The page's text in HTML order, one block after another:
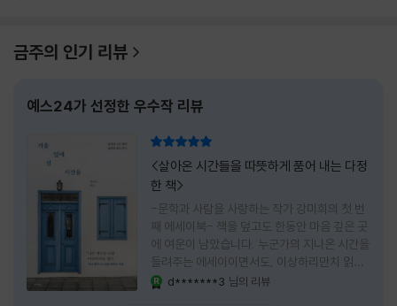
금주의 인기 리뷰
예스24가 선정한 우수작 리뷰
<살아온 시간들을 따뜻하게 품어 내는 다정
한 책>
-문학과 사람을 사랑하는 작가 강미희의 첫 번
째 에세이북- 책을 덮고도 한동안 마음 깊은 곳
에 여운이 남았습니다. 누군가의 지나온 시간을
들려주는 에세이이면서도, 이상하리만치 읽는
사람 자신의 삶을 다시 돌아보게 만드는 책이었
d*******3 님의 리뷰